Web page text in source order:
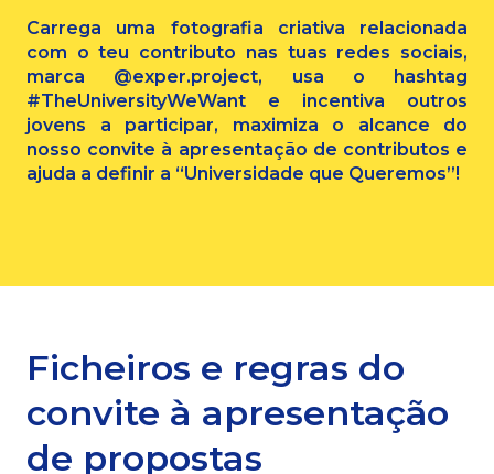
Carrega uma fotografia criativa relacionada
com o teu contributo nas tuas redes sociais,
marca @exper.project, usa o hashtag
#TheUniversityWeWant e incentiva outros
jovens a participar, maximiza o alcance do
nosso convite à apresentação de contributos e
ajuda a definir a “Universidade que Queremos”!
Ficheiros e regras do
convite à apresentação
de propostas